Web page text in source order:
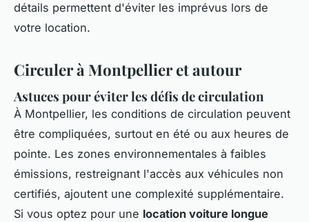
détails permettent d'éviter les imprévus lors de
votre location.
Circuler à Montpellier et autour
Astuces pour éviter les défis de circulation
À Montpellier, les conditions de circulation peuvent
être compliquées, surtout en été ou aux heures de
pointe. Les zones environnementales à faibles
émissions, restreignant l'accès aux véhicules non
certifiés, ajoutent une complexité supplémentaire.
Si vous optez pour une location voiture longue